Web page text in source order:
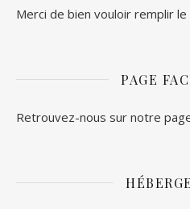
Merci de bien vouloir remplir
PAGE
Retrouvez-nous sur notre